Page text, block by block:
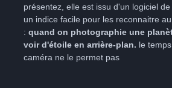
présentez, elle est issu d'un logiciel
un indice facile pour les reconnaitre
:quand on photographie une
voir d'étoile en arrière-plan. le
caméra ne le permet pas